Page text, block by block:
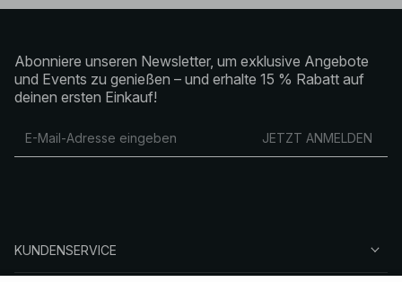
Abonniere unseren Newsletter, um exklusive Angebote
und Events zu genießen – und erhalte 15 % Rabatt auf
deinen ersten Einkauf!
JETZT ANMELDEN
KUNDENSERVICE